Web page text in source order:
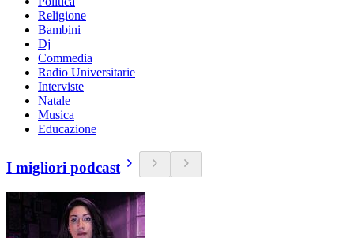
Religione
Bambini
Dj
Commedia
Radio Universitarie
Interviste
Natale
Musica
Educazione
I migliori podcast